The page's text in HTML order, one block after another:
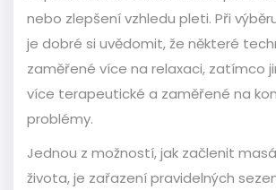
nebo zlepšení vzhledu pleti. Při
je dobré si uvědomit, že některé
zaměřené více na relaxaci, zatímco
více terapeutické a zaměřené na
problémy.
Jednou z možností, jak začlenit
života, je zařazení pravidelných